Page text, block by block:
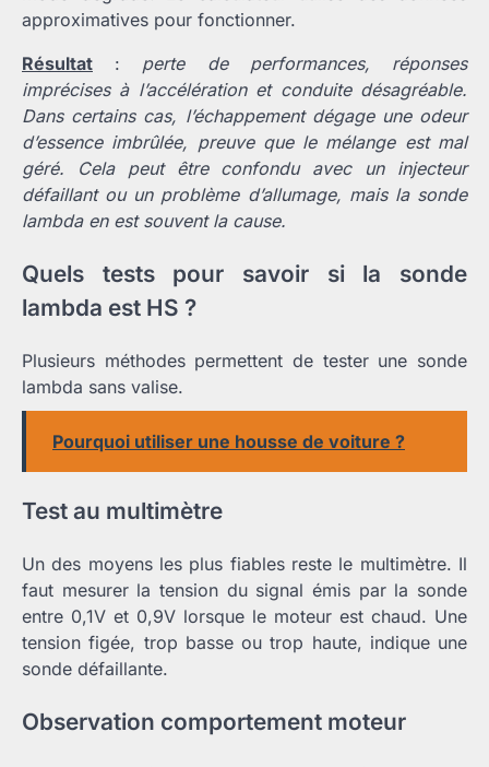
approximatives pour fonctionner.
Résultat : perte de performances, réponses
imprécises à l’accélération et conduite désagréable.
Dans certains cas, l’échappement dégage une odeur
d’essence imbrûlée, preuve que le mélange est mal
géré. Cela peut être confondu avec un injecteur
défaillant ou un problème d’allumage, mais la sonde
lambda en est souvent la cause.
Quels tests pour savoir si la sonde
lambda est HS ?
Plusieurs méthodes permettent de tester une sonde
lambda sans valise.
Pourquoi utiliser une housse de voiture ?
Test au multimètre
Un des moyens les plus fiables reste le multimètre. Il
faut mesurer la tension du signal émis par la sonde
entre 0,1V et 0,9V lorsque le moteur est chaud. Une
tension figée, trop basse ou trop haute, indique une
sonde défaillante.
Observation comportement moteur